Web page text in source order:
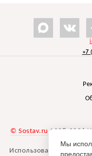
+7
© Sostav.ru 1998-2026
Использование
Мы